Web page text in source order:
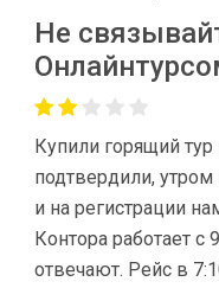
Не
Купили горящий тур
подтвердили,
и на регистрации
Контора работает с
отвечают. Рейс в